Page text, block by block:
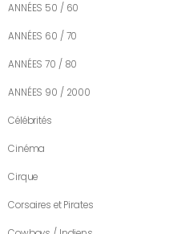
ANNÉES 50 / 60
ANNÉES 60 / 70
ANNÉES 70 / 80
ANNÉES 90 / 2000
Célébrités
Cinéma
Cirque
Corsaires et Pirates